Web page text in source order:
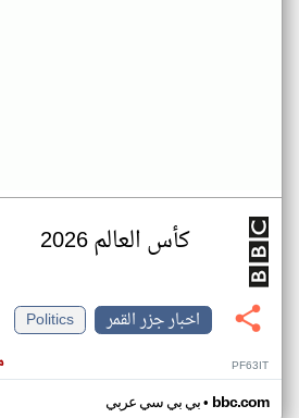
كأس العالم 2026
اخبار جزر القمر
Politics
PF63IT
بي بي سي عربي• bbc.com